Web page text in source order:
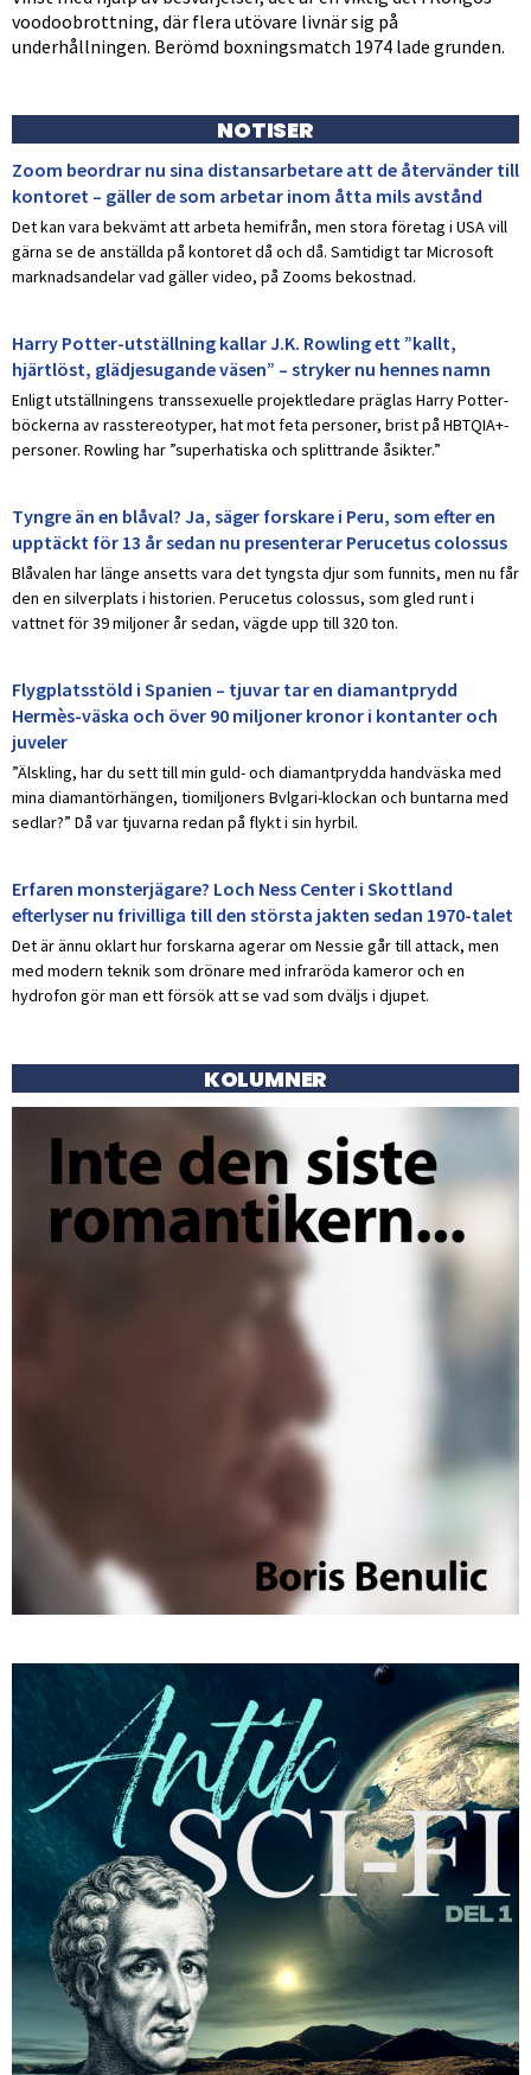
voodoobrottning, där flera utövare livnär sig på
underhållningen. Berömd boxningsmatch 1974 lade grunden.
NOTISER
Zoom beordrar nu sina distansarbetare att de återvänder till
kontoret – gäller de som arbetar inom åtta mils avstånd
Det kan vara bekvämt att arbeta hemifrån, men stora företag i USA vill
gärna se de anställda på kontoret då och då. Samtidigt tar Microsoft
marknadsandelar vad gäller video, på Zooms bekostnad.
Harry Potter-utställning kallar J.K. Rowling ett ”kallt,
hjärtlöst, glädjesugande väsen” – stryker nu hennes namn
Enligt utställningens transsexuelle projektledare präglas Harry Potter-
böckerna av rasstereotyper, hat mot feta personer, brist på HBTQIA+-
personer. Rowling har ”superhatiska och splittrande åsikter.”
Tyngre än en blåval? Ja, säger forskare i Peru, som efter en
upptäckt för 13 år sedan nu presenterar Perucetus colossus
Blåvalen har länge ansetts vara det tyngsta djur som funnits, men nu får
den en silverplats i historien. Perucetus colossus, som gled runt i
vattnet för 39 miljoner år sedan, vägde upp till 320 ton.
Flygplatsstöld i Spanien – tjuvar tar en diamantprydd
Hermès-väska och över 90 miljoner kronor i kontanter och
juveler
”Älskling, har du sett till min guld- och diamantprydda handväska med
mina diamantörhängen, tiomiljoners Bvlgari-klockan och buntarna med
sedlar?” Då var tjuvarna redan på flykt i sin hyrbil.
Erfaren monsterjägare? Loch Ness Center i Skottland
efterlyser nu frivilliga till den största jakten sedan 1970-talet
Det är ännu oklart hur forskarna agerar om Nessie går till attack, men
med modern teknik som drönare med infraröda kameror och en
hydrofon gör man ett försök att se vad som dväljs i djupet.
KOLUMNER